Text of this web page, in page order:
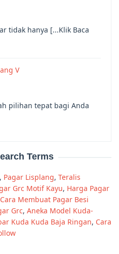
tidak hanya [...Klik Baca
V
pilihan tepat bagi Anda
Terms
, Pagar Lisplang, Teralis
Grc Motif Kayu, Harga Pagar
Cara Membuat Pagar Besi
Grc, Aneka Model Kuda-
Kuda Kuda Baja Ringan, Cara